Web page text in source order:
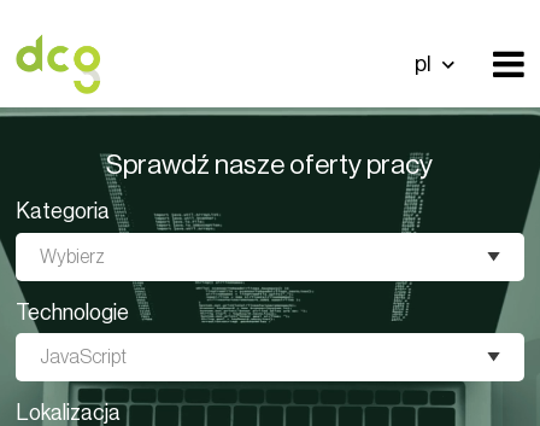
pl
Sprawdź nasze oferty pracy
Kategoria
Wybierz
Technologie
JavaScript
Lokalizacja